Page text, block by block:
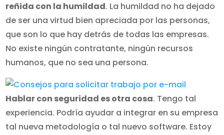
reñida con la humildad. La humildad no ha dejado
de ser una virtud bien apreciada por las personas,
que son lo que hay detrás de todas las empresas.
No existe ningún contratante, ningún recursos
humanos, que no sea una persona.
Hablar con seguridad es otra cosa. Tengo tal
experiencia. Podría ayudar a integrar en su empresa
tal nueva metodología o tal nuevo software. Estoy